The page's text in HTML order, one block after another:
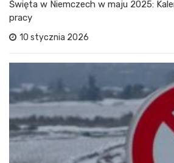
Święta w Niemczech w maju 2025:
pracy
10 stycznia 2026